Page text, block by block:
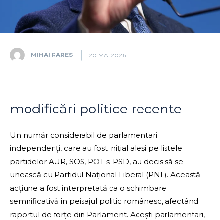
MIHAI RARES 20 MAI 2026
modificări politice recente
Un număr considerabil de parlamentari
independenți, care au fost inițial aleși pe listele
partidelor AUR, SOS, POT și PSD, au decis să se
unească cu Partidul Național Liberal (PNL). Această
acțiune a fost interpretată ca o schimbare
semnificativă în peisajul politic românesc, afectând
raportul de forțe din Parlament. Acești parlamentari,